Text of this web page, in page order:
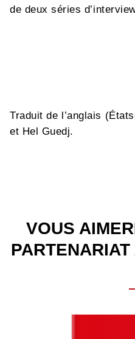
de deux séries
Traduit de l’anglais
et Hel Guedj.
VOUS